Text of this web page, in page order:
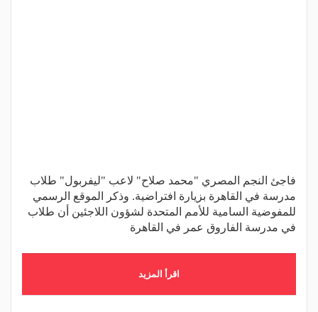
فاجئ النجم المصري "محمد صلاح" لاعب "ليفربول" طلاب
مدرسة في القاهرة بزيارة افتراضية. وذكر الموقع الرسمي
للمفوضية السامية للأمم المتحدة لشؤون اللاجئين أن طلاب
في مدرسة الفاروق عمر في القاهرة
اقرأ المزيد